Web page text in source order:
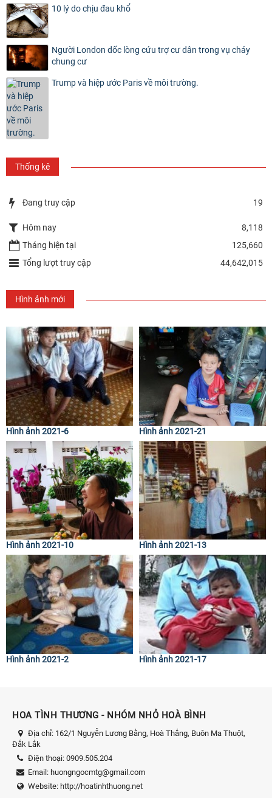
10 lý do chịu đau khổ
Người London dốc lòng cứu trợ cư dân trong vụ cháy
chung cư
Trump và hiệp ước Paris về môi trường.
Thống kê
Đang truy cập 19
Hôm nay
8,118
Tháng hiện tại
125,660
Tổng lượt truy cập
44,642,015
Hình ảnh mới
Hình ảnh 2021-6 Hình ảnh 2021-21
Hình ảnh 2021-10 Hình ảnh 2021-13
Hình ảnh 2021-2 Hình ảnh 2021-17
HOA TÌNH THƯƠNG - NHÓM NHỎ HOÀ BÌNH
Địa chỉ: 162/1 Nguyễn Lương Bằng, Hoà Thắng, Buôn Ma Thuột,
Đắk Lắk
Điện thoại: 0909.505.204
Email: huongngocmtg@gmail.com
Website: http://hoatinhthuong.net